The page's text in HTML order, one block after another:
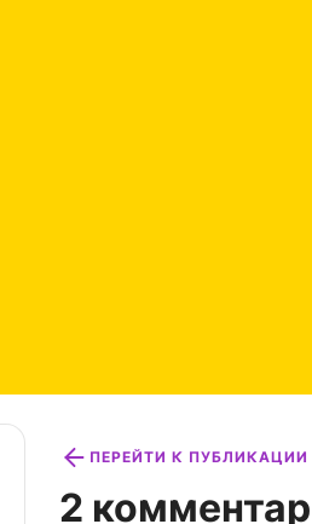
ПЕРЕЙТИ К ПУБЛИКАЦИИ
2